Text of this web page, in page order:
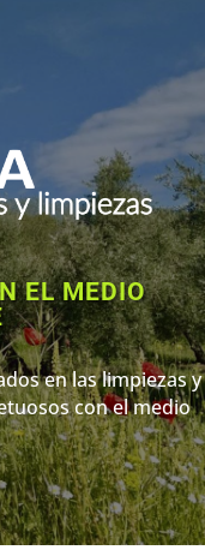
EL MEDIO
en las limpiezas y
con el medio